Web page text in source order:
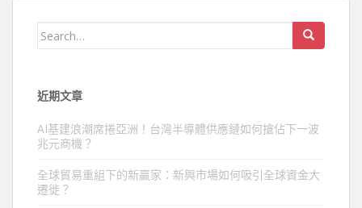
Search
近期文章
AI基建浪潮席捲亞洲！台灣半導體供應鏈如何搶佔下一波
兆元商機？
全球貿易重組下的新贏家：新興市場如何吸引全球資金大
遷徙？